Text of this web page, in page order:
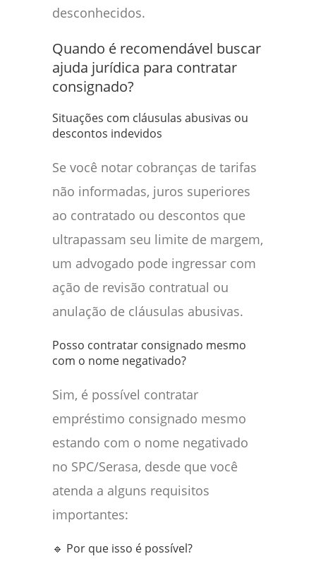
desconhecidos.
Quando é recomendável buscar
ajuda jurídica para contratar
consignado?
Situações com cláusulas abusivas ou
descontos indevidos
Se você notar cobranças de tarifas
não informadas, juros superiores
ao contratado ou descontos que
ultrapassam seu limite de margem,
um advogado pode ingressar com
ação de revisão contratual ou
anulação de cláusulas abusivas.
Posso contratar consignado mesmo
com o nome negativado?
Sim, é possível contratar
empréstimo consignado mesmo
estando com o nome negativado
no SPC/Serasa, desde que você
atenda a alguns requisitos
importantes:
🔹 Por que isso é possível?